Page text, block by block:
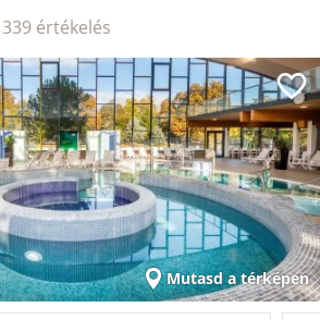
339 értékelés
Mutasd a térképen